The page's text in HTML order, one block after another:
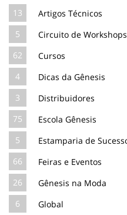
13
Artigos Técnicos
5
Circuito de Workshops
62
Cursos
4
Dicas da Gênesis
3
Distribuidores
75
Escola Gênesis
5
Estamparia de
66
Feiras e Eventos
26
Gênesis na Moda
6
Global